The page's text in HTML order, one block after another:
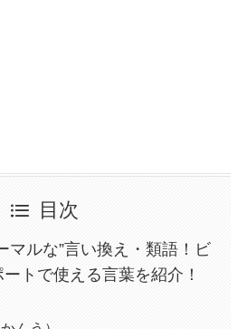
目次
マルな”言い換え・類語！ビ
トで使える言葉を紹介！